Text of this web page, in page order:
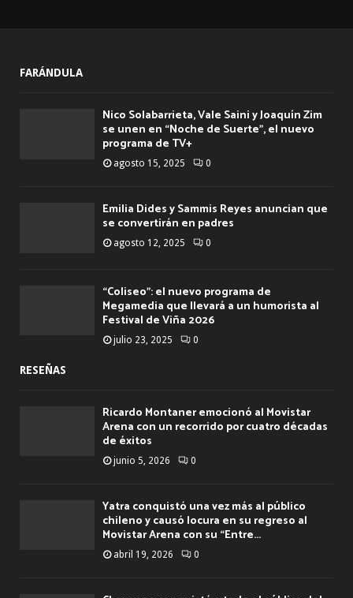
FARÁNDULA
Nico Solabarrieta, Vale Saini y Joaquín Zim
se unen en “Noche de Suerte”, el nuevo
programa de TV+
agosto 15, 2025 0
Emilia Dides y Sammis Reyes anuncian que
se convertirán en padres
agosto 12, 2025 0
“Coliseo”: el nuevo programa de
Megamedia que llevará a un humorista al
Festival de Viña 2026
julio 23, 2025 0
RESEÑAS
Ricardo Montaner emocionó al Movistar
Arena con un recorrido por cuatro décadas
de éxitos
junio 5, 2026 0
Yatra conquistó una vez más al público
chileno y causó locura en su regreso al
Movistar Arena con su “Entre...
abril 19, 2026 0